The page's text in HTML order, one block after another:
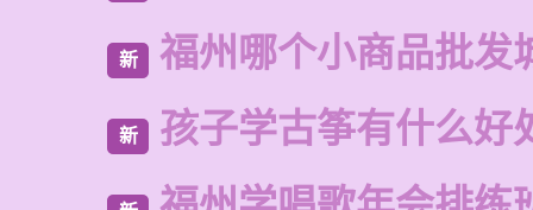
新 福州哪个小商品批发
新 孩子学古筝有什么好